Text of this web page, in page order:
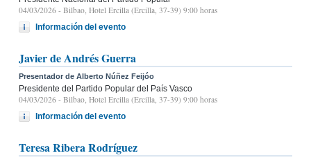
04/03/2026 - Bilbao, Hotel Ercilla (Ercilla, 37-39) 9:00 horas
Información del evento
Javier de Andrés Guerra
Presentador de Alberto Núñez Feijóo
Presidente del Partido Popular del País Vasco
04/03/2026 - Bilbao, Hotel Ercilla (Ercilla, 37-39) 9:00 horas
Información del evento
Teresa Ribera Rodríguez